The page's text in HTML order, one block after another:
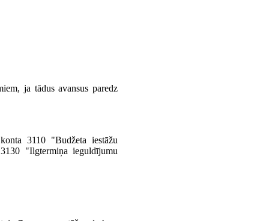
ja tādus avansus paredz
3110 "Budžeta iestāžu
"Ilgtermiņa ieguldījumu